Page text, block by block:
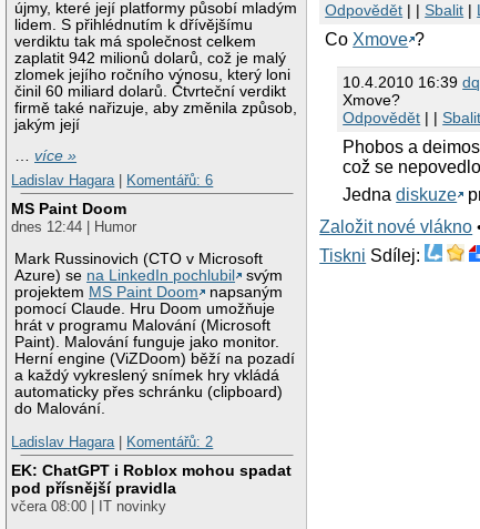
újmy, které její platformy působí mladým
lidem. S přihlédnutím k dřívějšímu
verdiktu tak má společnost celkem
zaplatit 942 milionů dolarů, což je malý
zlomek jejího ročního výnosu, který loni
činil 60 miliard dolarů. Čtvrteční verdikt
firmě také nařizuje, aby změnila způsob,
jakým její
…více »
Ladislav Hagara
Komentářů: 6
MS Paint Doom
dnes 12:44 | Humor
Mark Russinovich (CTO v Microsoft
Azure) se na LinkedIn pochlubil
svým
projektem MS Paint Doom
napsaným
pomocí Claude. Hru Doom umožňuje
hrát v programu Malování (Microsoft
Paint). Malování funguje jako monitor.
Herní engine (ViZDoom) běží na pozadí
a každý vykreslený snímek hry vkládá
automaticky přes schránku (clipboard)
do Malování.
Ladislav Hagara
Komentářů: 2
EK: ChatGPT i Roblox mohou spadat
pod přísnější pravidla
včera 08:00 | IT novinky
Odpovědět | |Sbalit |
Co Xmove ?
10.4.2010 16:39dq
Xmove?
Odpovědět | |Sbalit
Phobos a
což se
Jednadiskuze
Založit nové vlákno
Tiskni Sdílej: